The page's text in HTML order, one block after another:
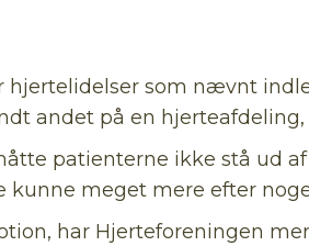
hjertelidelser som nævnt
andet på en
patienterne ikke stå ud
kunne meget mere efter
har Hjerteforeningen